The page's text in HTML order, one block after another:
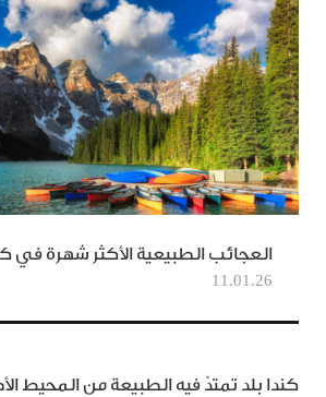
العجائب الطبيعية الأكثر شهرة في
11.01.26
كندا بلد تمتدّ فيه الطبيعة من المحيط